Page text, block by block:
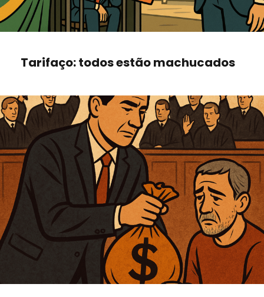
Tarifaço: todos estão machucados